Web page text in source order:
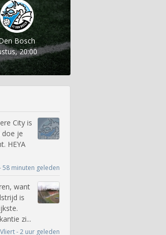
Bosch
20:00
City is
doe je
HEYA
58 minuten geleden
want
is
zi...
- 2 uur geleden